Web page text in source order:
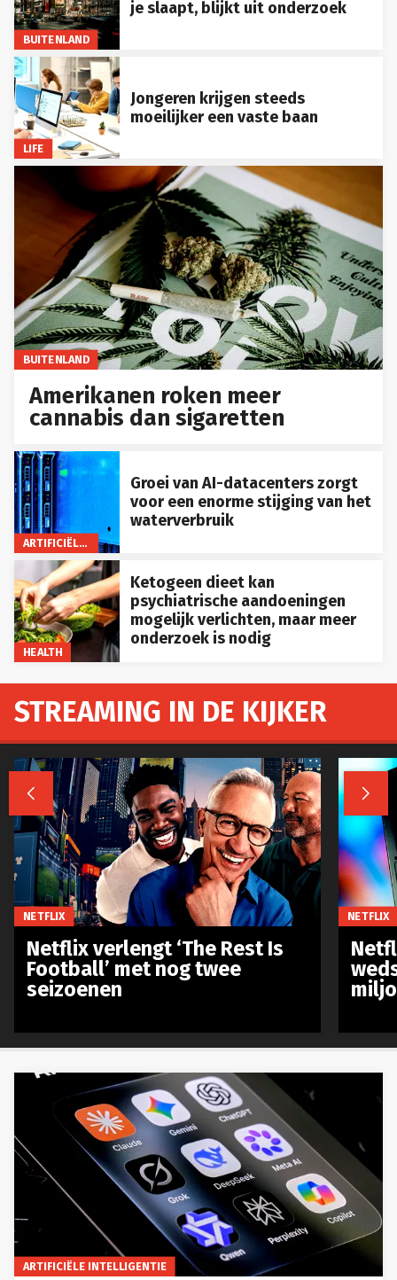
BUITENLAND
je slaapt, blijkt uit onderzoek
LIFE
Jongeren krijgen steeds
moeilijker een vaste baan
BUITENLAND
Amerikanen roken meer
cannabis dan sigaretten
ARTIFICIËLE INTELLIGENTIE
Groei van AI-datacenters zorgt
voor een enorme stijging van het
waterverbruik
HEALTH
Ketogeen dieet kan
psychiatrische aandoeningen
mogelijk verlichten, maar meer
onderzoek is nodig
ARTIFICIËLE INTELLIGENTIE
STREAMING IN DE KIJKER
 
NETFLIX
Netflix verlengt ‘The Rest Is
Football’ met nog twee
seizoenen
NETFLIX